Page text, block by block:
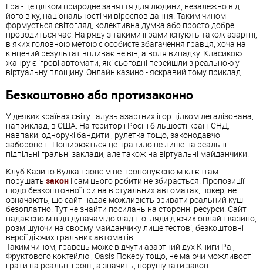
Гра - це цілком природне заняття для людини, незалежно від
його віку, національності чи віросповідання. Таким чином
формується світогляд, колективна думка або просто добре
проводиться час. На ряду з такими іграми існують також азартні,
в яких головною метою є особисте збагачення гравця, хоча на
кінцевий результат впливає не він, а воля випадку. Класикою
жанру є ігрові автомати, які сьогодні перейшли з реальною у
віртуальну площину. Онлайн казино- яскравий тому приклад.
Безкоштовно або протизаконно
У деяких країнах світу галузь азартних ігор цілком легалізована,
наприклад, в США. На території Росії і більшості країн СНД,
навпаки, однорукі бандити , рулетка тощо, законодавчо
заборонені. Поширюється це правило не лише на реальні
підпільні гральні заклади, але також на віртуальні майданчики.
Клуб Казино Вулкан зовсім не пропонує своїм клієнтам
порушать закон і сам цього робити не збирається. Пропозиції
щодо безкоштовної гри на віртуальних автоматах, покер, не
означають, що сайт надає можливість зривати реальний куш
безоплатно. Тут не знайти посилань на сторонні ресурси. Сайт
надає своїм відвідувачам докладні огляди діючих онлайн казино,
розміщуючи на своєму майданчику лише тестові, безкоштовні
версії діючих гральних автоматів.
Таким чином, гравець може відчути азартний дух Книги Ра ,
Фруктового коктейлю , Oasis Покеру тощо, не маючи можливості
грати на реальні гроші, а значить, порушувати закон.